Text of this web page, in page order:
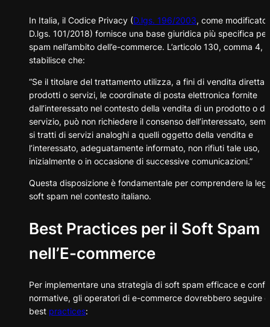
In Italia, il Codice Privacy (D.lgs. 196/2003, come modificato
D.lgs. 101/2018) fornisce una base giuridica più specifica
spam nell’ambito dell’e-commerce. L’articolo 130, comma 4,
stabilisce che:
“Se il titolare del trattamento utilizza, a fini di vendita diretta
prodotti o servizi, le coordinate di posta elettronica fornite
dall’interessato nel contesto della vendita di un prodotto o di
servizio, può non richiedere il consenso dell’interessato,
si tratti di servizi analoghi a quelli oggetto della vendita e
l’interessato, adeguatamente informato, non rifiuti tale uso,
inizialmente o in occasione di successive comunicazioni.”
Questa disposizione è fondamentale per comprendere la
soft spam nel contesto italiano.
Best Practices per il Soft Spam
nell’E-commerce
Per implementare una strategia di soft spam efficace e
normative, gli operatori di e-commerce dovrebbero seguire
best practices: